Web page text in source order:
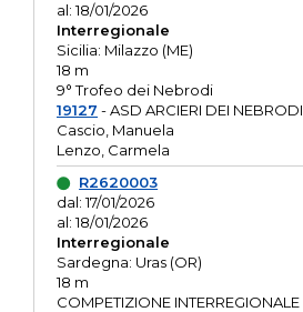
al: 18/01/2026
Interregionale
Sicilia: Milazzo (ME)
18 m
9° Trofeo dei Nebrodi
19127 - ASD ARCIERI DEI NEBRODI
Cascio, Manuela
Lenzo, Carmela
R2620003
dal: 17/01/2026
al: 18/01/2026
Interregionale
Sardegna: Uras (OR)
18 m
COMPETIZIONE INTERREGIONALE